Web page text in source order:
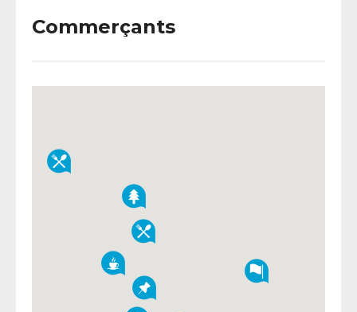
Commerçants